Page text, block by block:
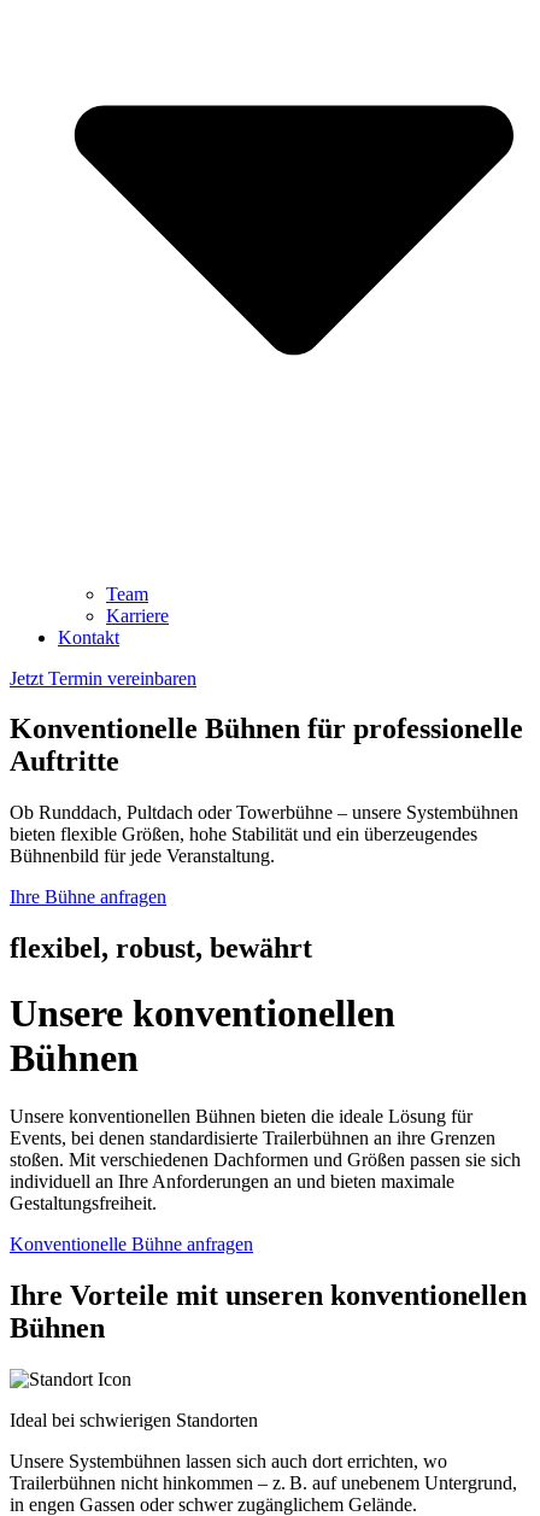
Team
Karriere
Kontakt
Jetzt Termin vereinbaren
Konventionelle Bühnen für professionelle
Auftritte
Ob Runddach, Pultdach oder Towerbühne – unsere Systembühnen
bieten flexible Größen, hohe Stabilität und ein überzeugendes
Bühnenbild für jede Veranstaltung.
Ihre Bühne anfragen
flexibel, robust, bewährt
Unsere konventionellen
Bühnen
Unsere konventionellen Bühnen bieten die ideale Lösung für
Events, bei denen standardisierte Trailerbühnen an ihre Grenzen
stoßen. Mit verschiedenen Dachformen und Größen passen sie sich
individuell an Ihre Anforderungen an und bieten maximale
Gestaltungsfreiheit.
Konventionelle Bühne anfragen
Ihre Vorteile mit unseren konventionellen
Bühnen
Ideal bei schwierigen Standorten
Unsere Systembühnen lassen sich auch dort errichten, wo
Trailerbühnen nicht hinkommen – z. B. auf unebenem Untergrund,
in engen Gassen oder schwer zugänglichem Gelände.